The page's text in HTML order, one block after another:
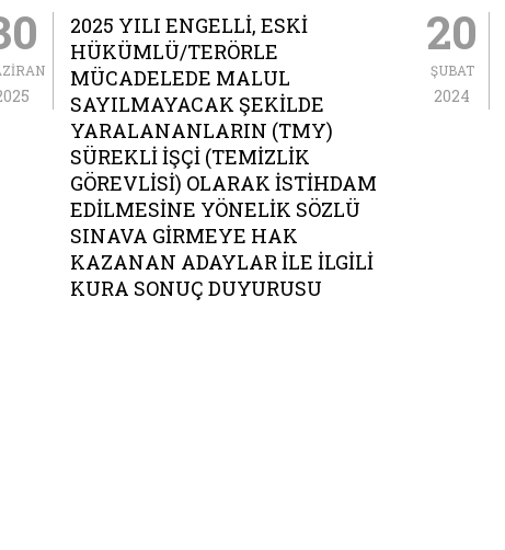
2025 YILI ENGELLI, ESKI
HÜKÜMLÜ/TERÖRLE
MÜCADELEDE MALUL
SAYILMAYACAK ŞEKILDE
YARALANANLARIN (TMY)
SÜREKLI İŞÇI (TEMIZLIK
GÖREVLISI) OLARAK İSTIHDAM
EDILMESINE YÖNELIK SÖZLÜ
SINAVA GIRMEYE HAK
KAZANAN ADAYLAR ILE İLGILI
KURA SONUÇ DUYURUSU
20
ŞUBAT
2024